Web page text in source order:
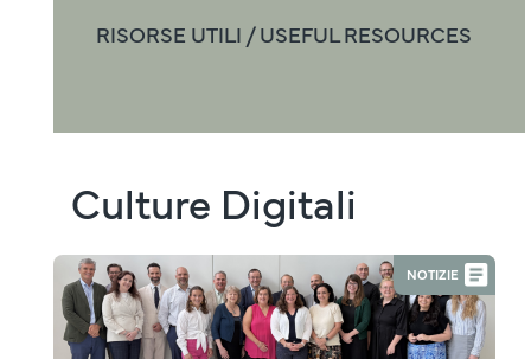
RISORSE UTILI / USEFUL RESOURCES
Culture Digitali
NOTIZIE